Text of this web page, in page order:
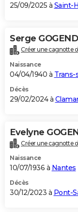
25/09/2025 à Saint-
Serge
Créer une cagnotte
Naissance
04/04/1940 à Trans-
Décès
29/02/2024 à
Evelyne
Créer une cagnotte
Naissance
10/07/1936 à Nantes
Décès
30/12/2023 à Pont-